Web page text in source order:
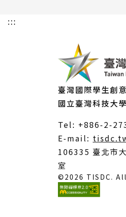
:::
臺灣國際學生創
國立臺灣科技大
Tel: +886-2-
E-mail:
106335 臺北市
室
©2026 TISDC.